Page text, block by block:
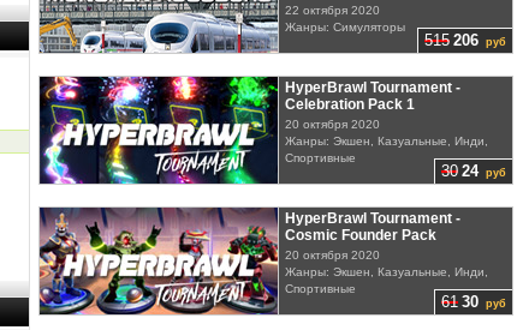
515 206 руб
22 октября 2020
Жанры: Симуляторы
30 24руб
HyperBrawl Tournament -
Celebration Pack 1
20 октября 2020
Жанры: Экшен, Казуальные, Инди,
Спортивные
61 30 руб
HyperBrawl Tournament -
Cosmic Founder Pack
20 октября 2020
Жанры: Экшен, Казуальные, Инди,
Спортивные